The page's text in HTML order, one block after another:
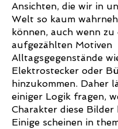
Ansichten, die wir in
Welt so kaum
können, auch wenn zu
aufgezählten Motiven
Alltagsgegenstände
Elektrostecker oder
hinzukommen. Daher
einiger Logik fragen,
Charakter diese Bilder
Einige scheinen in